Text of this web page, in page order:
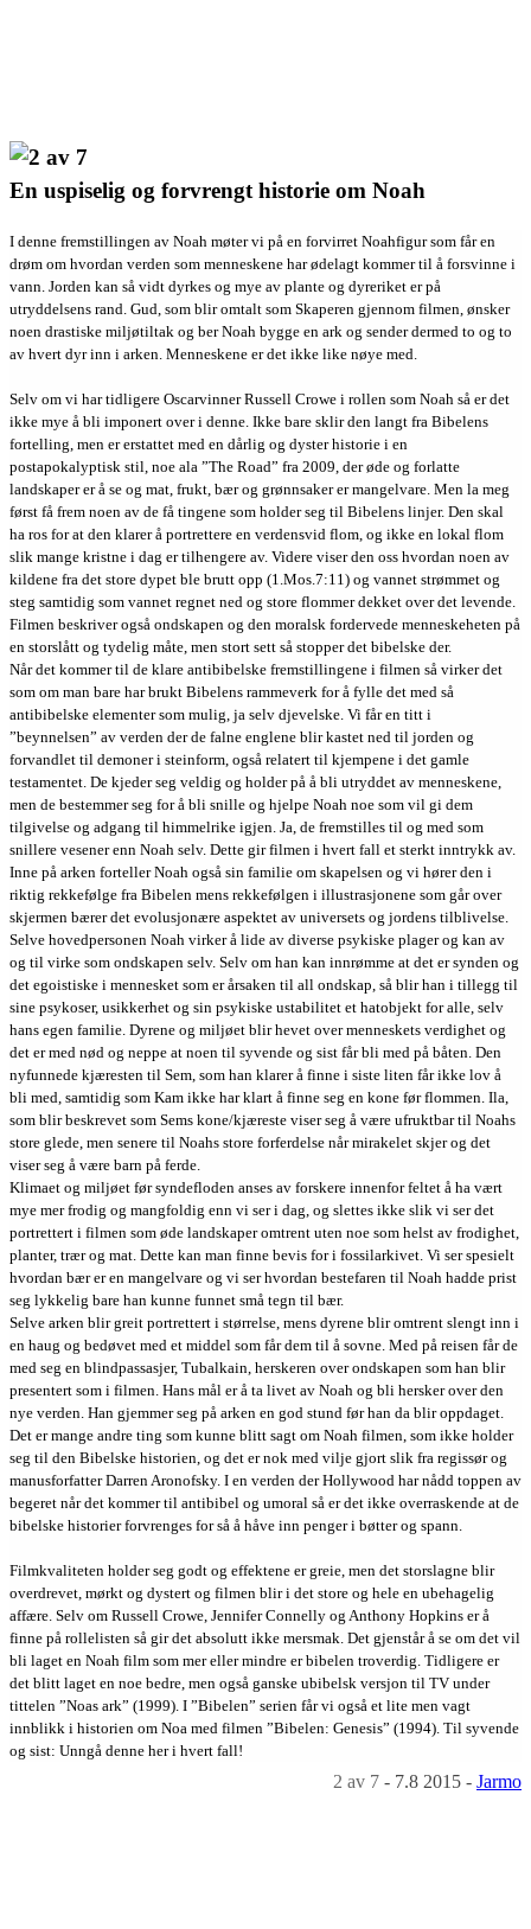
En uspiselig og forvrengt historie om Noah
I denne fremstillingen av Noah møter vi på en forvirret Noahfigur som får en
drøm om hvordan verden som menneskene har ødelagt kommer til å forsvinne i
vann. Jorden kan så vidt dyrkes og mye av plante og dyreriket er på
utryddelsens rand. Gud, som blir omtalt som Skaperen gjennom filmen, ønsker
noen drastiske miljøtiltak og ber Noah bygge en ark og sender dermed to og to
av hvert dyr inn i arken. Menneskene er det ikke like nøye med.
Selv om vi har tidligere Oscarvinner Russell Crowe i rollen som Noah så er det
ikke mye å bli imponert over i denne. Ikke bare sklir den langt fra Bibelens
fortelling, men er erstattet med en dårlig og dyster historie i en
postapokalyptisk stil, noe ala ”The Road” fra 2009, der øde og forlatte
landskaper er å se og mat, frukt, bær og grønnsaker er mangelvare. Men la meg
først få frem noen av de få tingene som holder seg til Bibelens linjer. Den skal
ha ros for at den klarer å portrettere en verdensvid flom, og ikke en lokal flom
slik mange kristne i dag er tilhengere av. Videre viser den oss hvordan noen av
kildene fra det store dypet ble brutt opp (1.Mos.7:11) og vannet strømmet og
steg samtidig som vannet regnet ned og store flommer dekket over det levende.
Filmen beskriver også ondskapen og den moralsk fordervede menneskeheten på
en storslått og tydelig måte, men stort sett så stopper det bibelske der.
Når det kommer til de klare antibibelske fremstillingene i filmen så virker det
som om man bare har brukt Bibelens rammeverk for å fylle det med så
antibibelske elementer som mulig, ja selv djevelske. Vi får en titt i
”beynnelsen” av verden der de falne englene blir kastet ned til jorden og
forvandlet til demoner i steinform, også relatert til kjempene i det gamle
testamentet. De kjeder seg veldig og holder på å bli utryddet av menneskene,
men de bestemmer seg for å bli snille og hjelpe Noah noe som vil gi dem
tilgivelse og adgang til himmelrike igjen. Ja, de fremstilles til og med som
snillere vesener enn Noah selv. Dette gir filmen i hvert fall et sterkt inntrykk av.
Inne på arken forteller Noah også sin familie om skapelsen og vi hører den i
riktig rekkefølge fra Bibelen mens rekkefølgen i illustrasjonene som går over
skjermen bærer det evolusjonære aspektet av universets og jordens tilblivelse.
Selve hovedpersonen Noah virker å lide av diverse psykiske plager og kan av
og til virke som ondskapen selv. Selv om han kan innrømme at det er synden og
det egoistiske i mennesket som er årsaken til all ondskap, så blir han i tillegg til
sine psykoser, usikkerhet og sin psykiske ustabilitet et hatobjekt for alle, selv
hans egen familie. Dyrene og miljøet blir hevet over menneskets verdighet og
det er med nød og neppe at noen til syvende og sist får bli med på båten. Den
nyfunnede kjæresten til Sem, som han klarer å finne i siste liten får ikke lov å
bli med, samtidig som Kam ikke har klart å finne seg en kone før flommen. Ila,
som blir beskrevet som Sems kone/kjæreste viser seg å være ufruktbar til Noahs
store glede, men senere til Noahs store forferdelse når mirakelet skjer og det
viser seg å være barn på ferde.
Klimaet og miljøet før syndefloden anses av forskere innenfor feltet å ha vært
mye mer frodig og mangfoldig enn vi ser i dag, og slettes ikke slik vi ser det
portrettert i filmen som øde landskaper omtrent uten noe som helst av frodighet,
planter, trær og mat. Dette kan man finne bevis for i fossilarkivet. Vi ser spesielt
hvordan bær er en mangelvare og vi ser hvordan bestefaren til Noah hadde prist
seg lykkelig bare han kunne funnet små tegn til bær.
Selve arken blir greit portrettert i størrelse, mens dyrene blir omtrent slengt inn i
en haug og bedøvet med et middel som får dem til å sovne. Med på reisen får de
med seg en blindpassasjer, Tubalkain, herskeren over ondskapen som han blir
presentert som i filmen. Hans mål er å ta livet av Noah og bli hersker over den
nye verden. Han gjemmer seg på arken en god stund før han da blir oppdaget.
Det er mange andre ting som kunne blitt sagt om Noah filmen, som ikke holder
seg til den Bibelske historien, og det er nok med vilje gjort slik fra regissør og
manusforfatter Darren Aronofsky. I en verden der Hollywood har nådd toppen av
begeret når det kommer til antibibel og umoral så er det ikke overraskende at de
bibelske historier forvrenges for så å håve inn penger i bøtter og spann.
Filmkvaliteten holder seg godt og effektene er greie, men det storslagne blir
overdrevet, mørkt og dystert og filmen blir i det store og hele en ubehagelig
affære. Selv om Russell Crowe, Jennifer Connelly og Anthony Hopkins er å
finne på rollelisten så gir det absolutt ikke mersmak. Det gjenstår å se om det vil
bli laget en Noah film som mer eller mindre er bibelen troverdig. Tidligere er
det blitt laget en noe bedre, men også ganske ubibelsk versjon til TV under
tittelen ”Noas ark” (1999). I ”Bibelen” serien får vi også et lite men vagt
innblikk i historien om Noa med filmen ”Bibelen: Genesis” (1994). Til syvende
og sist: Unngå denne her i hvert fall!
2 av 7 - 7.8 2015 - Jarmo